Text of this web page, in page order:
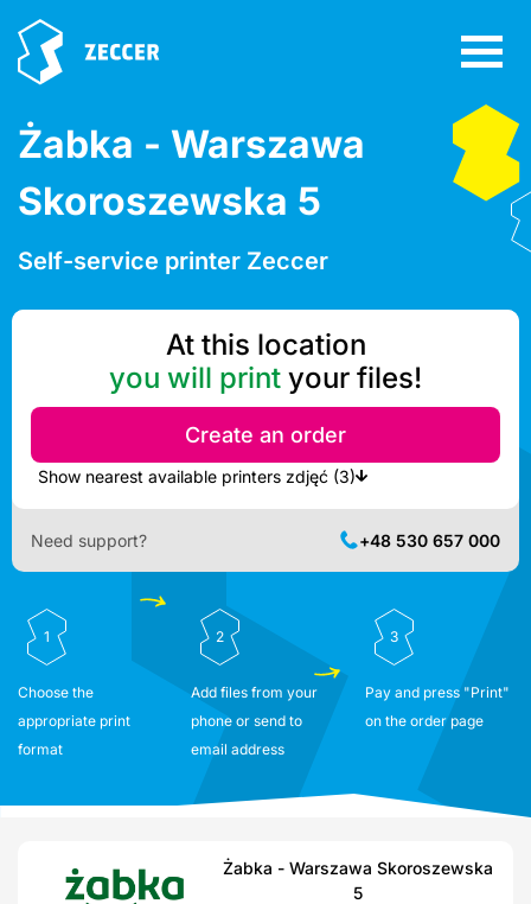
Żabka - Warszawa
Skoroszewska 5
Self-service printer Zeccer
At this location
you will print your files!
Create an order
Show nearest available printers zdjęć (3)
Need support? +48 530 657 000
1
Choose the
appropriate print
format
2
Add files from your
phone or send to
email address
3
Pay and press "Print"
on the order page
Żabka - Warszawa Skoroszewska
5